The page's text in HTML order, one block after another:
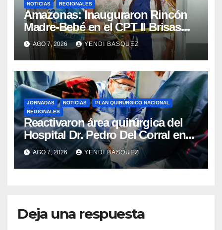
NOTICIAS REGIONALES
​Amazonas: Inauguraron Rincón
Madre-Bebé en el CPT II Brisas
del Aeropuerto ​Inauguraron
Rincón
AGO 7, 2026 YENDI BASQUEZ
JORNADAS NOTICIAS
PLAN QUIRÚRGICO NACIONAL
REGIONALES
Reactivaron área quirúrgica del
Hospital Dr. Pedro Del Corral en
Guárico
AGO 7, 2026 YENDI BASQUEZ
Deja una respuesta